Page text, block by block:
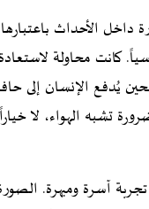
داخل الأحداث
كانت محاولة
يُدفع الإنسان إلى
تشبه الهواء، لا
آسرة ومبهرة.